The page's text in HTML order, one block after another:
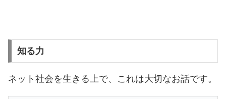
知る力
ネット社会を生きる上で、これは大切なお話です。